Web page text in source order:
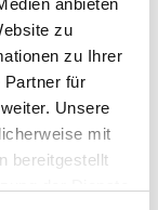
anbieten
zu
zu Ihrer
Partner für
Unsere
mit
bereitgestellt
Details